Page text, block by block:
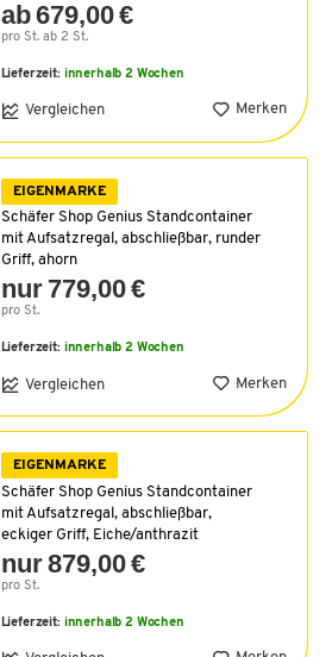
ab 679,00 €
pro St. ab 2 St.
Lieferzeit: innerhalb 2 Wochen
Vergleichen Merken
EIGENMARKE
Schäfer Shop Genius Standcontainer
mit Aufsatzregal, abschließbar, runder
Griff, ahorn
nur 779,00 €
pro St.
Lieferzeit: innerhalb 2 Wochen
Vergleichen Merken
EIGENMARKE
Schäfer Shop Genius Standcontainer
mit Aufsatzregal, abschließbar,
eckiger Griff, Eiche/anthrazit
nur 879,00 €
pro St.
Lieferzeit: innerhalb 2 Wochen